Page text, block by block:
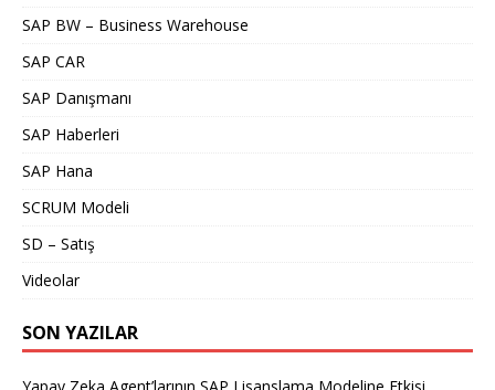
SAP BW – Business Warehouse
SAP CAR
SAP Danışmanı
SAP Haberleri
SAP Hana
SCRUM Modeli
SD – Satış
Videolar
SON YAZILAR